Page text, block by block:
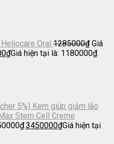
Oral 1285000₫ Giá
₫Giá hiện tại là: 1180000₫.
5%) Kem giúp giảm lão
Stem Cell Creme
3450000₫Giá hiện tại